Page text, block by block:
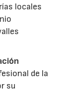
locales
de la
su